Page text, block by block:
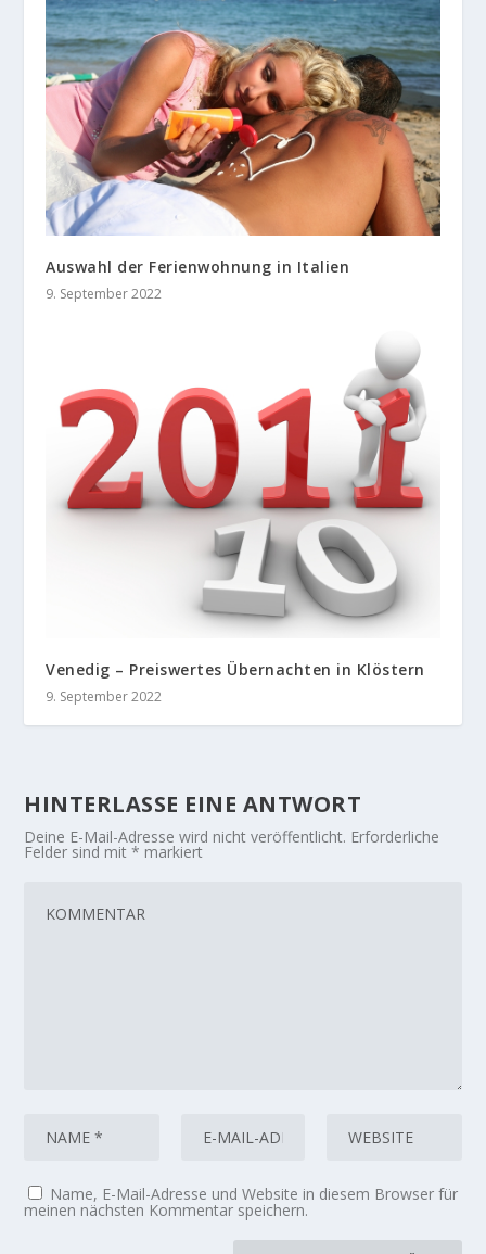
Auswahl der Ferienwohnung in Italien
9. September 2022
Venedig – Preiswertes Übernachten in Klöstern
9. September 2022
HINTERLASSE EINE ANTWORT
Deine E-Mail-Adresse wird nicht veröffentlicht. Erforderliche
Felder sind mit* markiert
Name, E-Mail-Adresse und Website in diesem Browser für
meinen nächsten Kommentar speichern.